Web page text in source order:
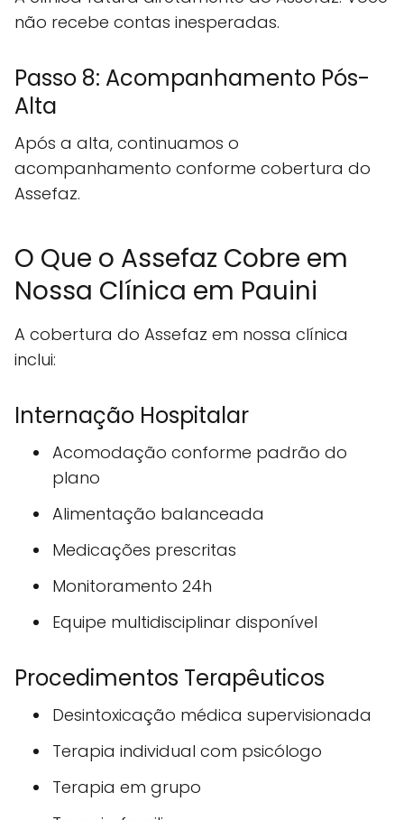
não recebe contas inesperadas.
Passo 8: Acompanhamento Pós-
Alta
Após a alta, continuamos o
acompanhamento conforme cobertura do
Assefaz.
O Que o Assefaz Cobre em
Nossa Clínica em Pauini
A cobertura do Assefaz em nossa clínica
inclui:
Internação Hospitalar
Acomodação conforme padrão do
plano
Alimentação balanceada
Medicações prescritas
Monitoramento 24h
Equipe multidisciplinar disponível
Procedimentos Terapêuticos
Desintoxicação médica supervisionada
Terapia individual com psicólogo
Terapia em grupo